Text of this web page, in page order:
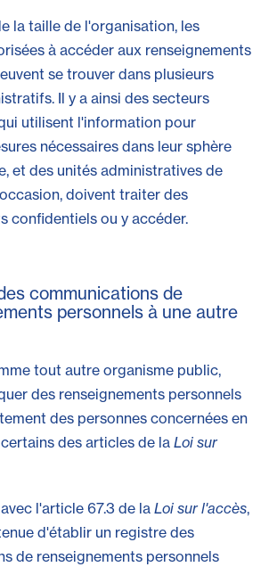
la taille de l'organisation, les
à accéder aux renseignements
se trouver dans plusieurs
Il y a ainsi des secteurs
utilisent l'information pour
nécessaires dans leur sphère
et des unités administratives de
doivent traiter des
confidentiels ou y accéder.
communications de
personnels à une autre
tout autre organisme public,
des renseignements personnels
des personnes concernées en
des articles de la Loi sur
l'article 67.3 de la Loi sur l'accès,
d'établir un registre des
de renseignements personnels